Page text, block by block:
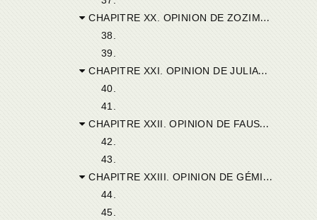
CHAPITRE XX. OPINION DE ZOZIME DE THARASSA.
38.
39.
CHAPITRE XXI. OPINION DE JULIANUS DE TÉLEPTE.
40.
41.
CHAPITRE XXII. OPINION DE FAUSTUS DE TIMIDA.
42.
43.
CHAPITRE XXIII. OPINION DE GÉMINIUS DE FURNIS.
44.
45.